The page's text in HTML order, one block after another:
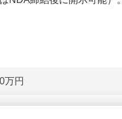
万円